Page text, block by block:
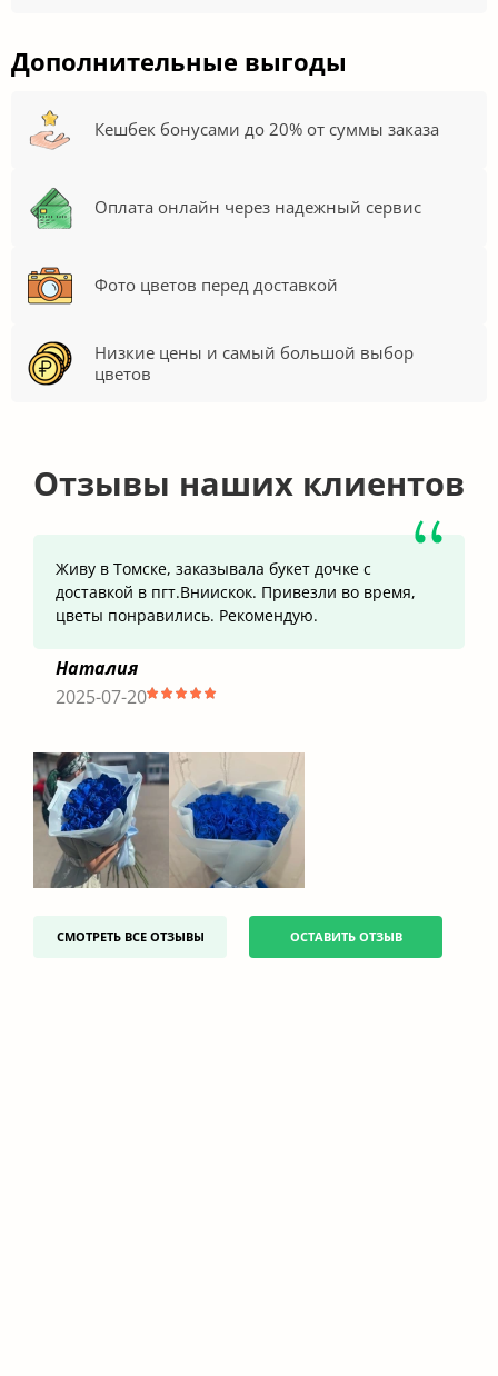
Дополнительные выгоды
Кешбек бонусами до 20% от суммы заказа
Оплата онлайн через надежный сервис
Фото цветов перед доставкой
Низкие цены и самый большой выбор
цветов
Отзывы наших клиентов
Живу в Томске, заказывала букет дочке с
доставкой в пгт.Вниискок. Привезли во время,
цветы понравились. Рекомендую.
Наталия
2025-07-20
СМОТРЕТЬ ВСЕ ОТЗЫВЫ ОСТАВИТЬ ОТЗЫВ